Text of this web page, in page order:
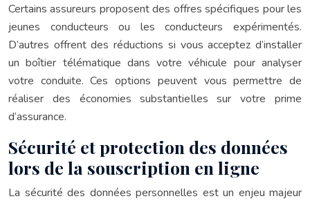
Certains assureurs proposent des offres spécifiques pour les
jeunes conducteurs ou les conducteurs expérimentés.
D’autres offrent des réductions si vous acceptez d’installer
un boîtier télématique dans votre véhicule pour analyser
votre conduite. Ces options peuvent vous permettre de
réaliser des économies substantielles sur votre prime
d’assurance.
Sécurité et protection des données
lors de la souscription en ligne
La sécurité des données personnelles est un enjeu majeur